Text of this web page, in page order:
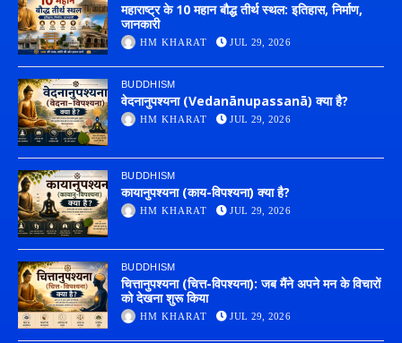
महाराष्ट्र के 10 महान बौद्ध तीर्थ स्थल: इतिहास, निर्माण,
जानकारी
HM KHARAT JUL 29, 2026
BUDDHISM
वेदनानुपश्यना (Vedanānupassanā) क्या है?
HM KHARAT JUL 29, 2026
BUDDHISM
कायानुपश्यना (काय-विपश्यना) क्या है?
HM KHARAT JUL 29, 2026
BUDDHISM
चित्तानुपश्यना (चित्त-विपश्यना): जब मैंने अपने मन के विचारों
को देखना शुरू किया
HM KHARAT JUL 29, 2026